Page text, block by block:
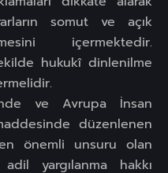
somut ve açık
içermektedir.
hukukî dinlenilme
ve Avrupa İnsan
düzenlenen
önemli unsuru olan
yargılanma hakkı